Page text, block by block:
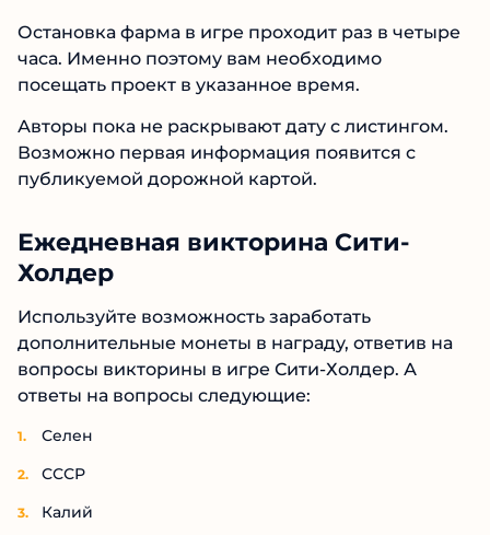
Остановка фарма в игре проходит раз в четыре
часа. Именно поэтому вам необходимо
посещать проект в указанное время.
Авторы пока не раскрывают дату с листингом.
Возможно первая информация появится с
публикуемой дорожной картой.
Ежедневная викторина Сити-
Холдер
Используйте возможность заработать
дополнительные монеты в награду, ответив на
вопросы викторины в игре Сити-Холдер. А
ответы на вопросы следующие:
Селен
СССР
Калий